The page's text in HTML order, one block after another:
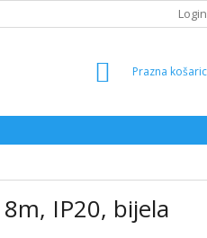
Login
SHOPPING
IP20, bijela